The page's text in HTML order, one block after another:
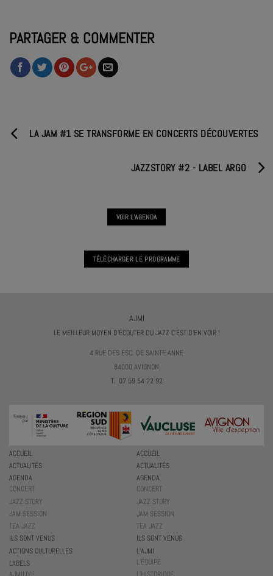
PARTAGER & COMMENTER
LA JAM #1 SE TRANSFORME EN CONCERTS DÉCOUVERTES
JAZZSTORY #2 - LABEL ARGO
VOIR L'AGENDA
TÉLÉCHARGER LE PROGRAMME
AJMI
LE MEILLEUR MOYEN D'ÉCOUTER DU JAZZ C'EST D'EN VOIR !
4 RUE DES ESC. DE SAINTE-ANNE
84000 AVIGNON
T. 07 59 54 22 92
ACCUEIL
ACTUALITÉS
AGENDA
CONCERT
JAZZ STORY
JAM SESSION
TEA JAZZ
ILS SONT VENUS
ACCUEIL
ACTUALITÉS
AGENDA
CONCERT
JAZZ STORY
JAM SESSION
TEA JAZZ
ILS SONT VENUS
ACTIONS CULTURELLES
LABELS
AJMILIVE
L’AJMI
L’ÉQUIPE
L’HISTORIQUE